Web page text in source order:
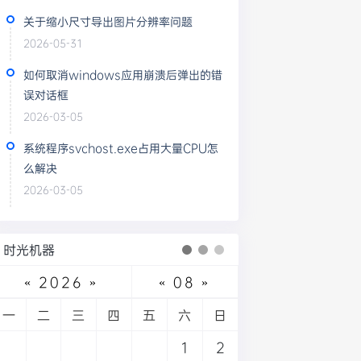
关于缩小尺寸导出图片分辨率问题
2026-05-31
如何取消windows应用崩溃后弹出的错
误对话框
2026-03-05
系统程序svchost.exe占用大量CPU怎
么解决
2026-03-05
时光机器
« 2026 » «08 »
一
二 三 四 五 六
日
1
2